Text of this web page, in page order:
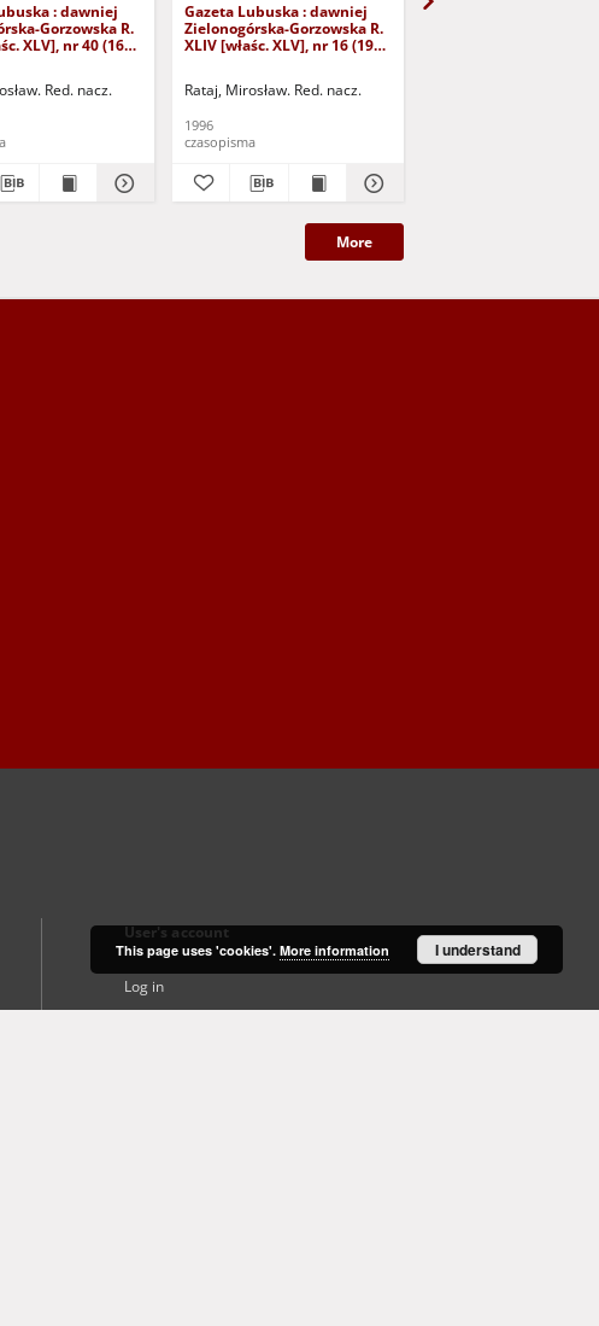
: dawniej
Gorzowska R.
XLV], nr 40 (16
Red. nacz.
Gazeta Lubuska : dawniej
Zielonogórska-Gorzowska R.
XLIV [właśc. XLV], nr 16 (19
Rataj, Mirosław. Red. nacz.
1996
czasopisma
More
User's account
Log in
This page uses 'cookies'. More information I understand